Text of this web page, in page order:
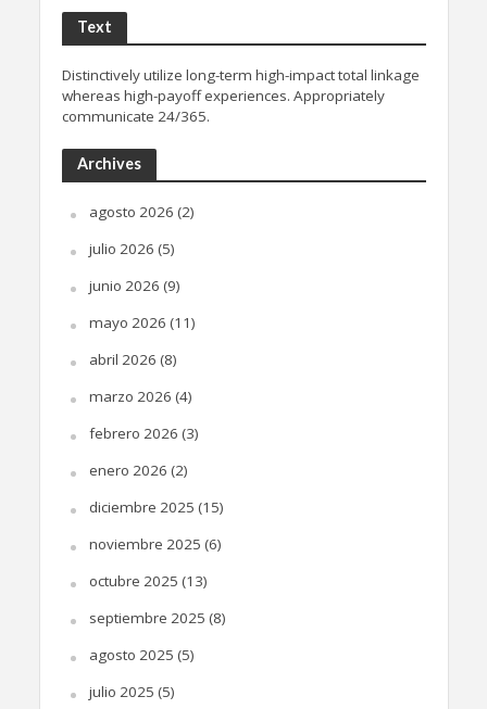
Text
Distinctively utilize long-term high-impact total linkage
whereas high-payoff experiences. Appropriately
communicate 24/365.
Archives
agosto 2026 (2)
julio 2026 (5)
junio 2026 (9)
mayo 2026 (11)
abril 2026 (8)
marzo 2026 (4)
febrero 2026 (3)
enero 2026 (2)
diciembre 2025 (15)
noviembre 2025 (6)
octubre 2025 (13)
septiembre 2025 (8)
agosto 2025 (5)
julio 2025 (5)